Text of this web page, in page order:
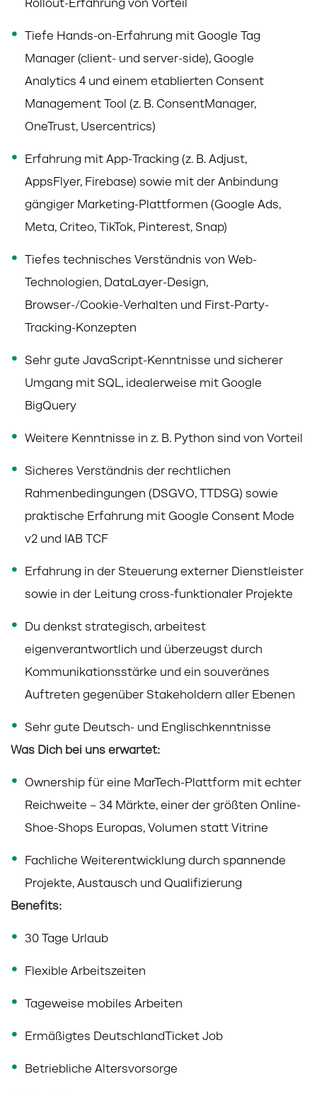
Rollout-Erfahrung von Vorteil
Tiefe Hands-on-Erfahrung mit Google Tag
Manager (client- und server-side), Google
Analytics 4 und einem etablierten Consent
Management Tool (z. B. ConsentManager,
OneTrust, Usercentrics)
Erfahrung mit App-Tracking (z. B. Adjust,
AppsFlyer, Firebase) sowie mit der Anbindung
gängiger Marketing-Plattformen (Google Ads,
Meta, Criteo, TikTok, Pinterest, Snap)
Tiefes technisches Verständnis von Web-
Technologien, DataLayer-Design,
Browser-/Cookie-Verhalten und First-Party-
Tracking-Konzepten
Sehr gute JavaScript-Kenntnisse und sicherer
Umgang mit SQL, idealerweise mit Google
BigQuery
Weitere Kenntnisse in z. B. Python sind von Vorteil
Sicheres Verständnis der rechtlichen
Rahmenbedingungen (DSGVO, TTDSG) sowie
praktische Erfahrung mit Google Consent Mode
v2 und IAB TCF
Erfahrung in der Steuerung externer Dienstleister
sowie in der Leitung cross-funktionaler Projekte
Du denkst strategisch, arbeitest
eigenverantwortlich und überzeugst durch
Kommunikationsstärke und ein souveränes
Auftreten gegenüber Stakeholdern aller Ebenen
Sehr gute Deutsch- und Englischkenntnisse
Was Dich bei uns erwartet:
Ownership für eine MarTech-Plattform mit echter
Reichweite – 34 Märkte, einer der größten Online-
Shoe-Shops Europas, Volumen statt Vitrine
Fachliche Weiterentwicklung durch spannende
Projekte, Austausch und Qualifizierung
Benefits:
30 Tage Urlaub
Flexible Arbeitszeiten
Tageweise mobiles Arbeiten
Ermäßigtes DeutschlandTicket Job
Betriebliche Altersvorsorge